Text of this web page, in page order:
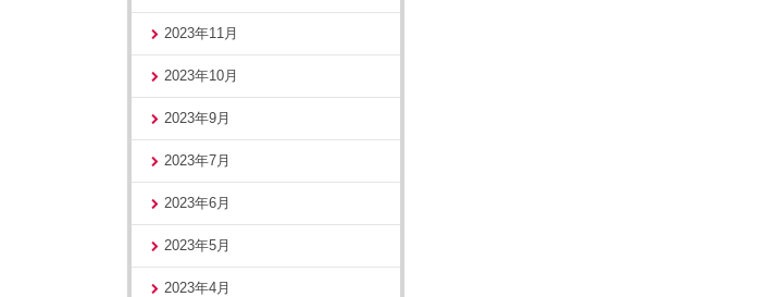
2023年11月
2023年10月
2023年9月
2023年7月
2023年6月
2023年5月
2023年4月